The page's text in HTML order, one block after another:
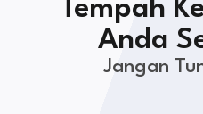
Tempah
Anda
Jangan